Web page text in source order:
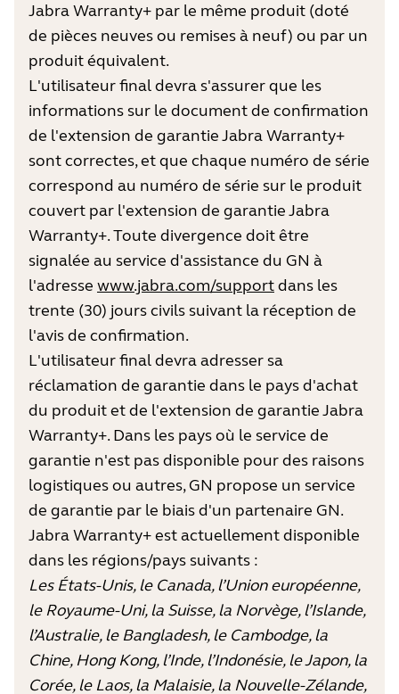
Jabra Warranty+ par le même produit (doté
de pièces neuves ou remises à neuf) ou par un
produit équivalent.
L'utilisateur final devra s'assurer que les
informations sur le document de confirmation
de l'extension de garantie Jabra Warranty+
sont correctes, et que chaque numéro de série
correspond au numéro de série sur le produit
couvert par l'extension de garantie Jabra
Warranty+. Toute divergence doit être
signalée au service d'assistance du GN à
l'adresse www.jabra.com/supportdans les
trente (30) jours civils suivant la réception de
l'avis de confirmation.
L'utilisateur final devra adresser sa
réclamation de garantie dans le pays d'achat
du produit et de l'extension de garantie Jabra
Warranty+. Dans les pays où le service de
garantie n'est pas disponible pour des raisons
logistiques ou autres, GN propose un service
de garantie par le biais d'un partenaire GN.
Jabra Warranty+ est actuellement disponible
dans les régions/pays suivants :
Les États-Unis, le Canada, l’Union européenne,
le Royaume-Uni, la Suisse, la Norvège, l’Islande,
l’Australie, le Bangladesh, le Cambodge, la
Chine, Hong Kong, l’Inde, l’Indonésie, le Japon, la
Corée, le Laos, la Malaisie, la Nouvelle-Zélande,